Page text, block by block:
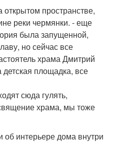
пространстве,
реки чермянки. - еще
была запущенной,
но сейчас все
храма Дмитрий
площадка, все
сюда гулять,
храма, мы тоже
об интерьере дома внутри